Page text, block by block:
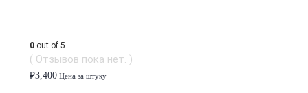
0 out of 5
( Отзывов пока нет. )
₽3,400 Цена за штуку